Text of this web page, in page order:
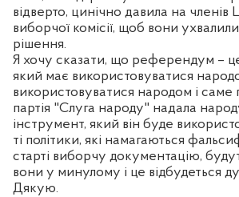
відверто, цинічно давила на членів
виборчої комісії, щоб вони
рішення.
Я хочу сказати, що референдум –
який має використовуватися
використовуватися народом і саме
партія "Слуга народу" надала
інструмент, який він буде
ті політики, які намагаються
старті виборчу документацію,
вони у минулому і це відбудеться
Дякую.